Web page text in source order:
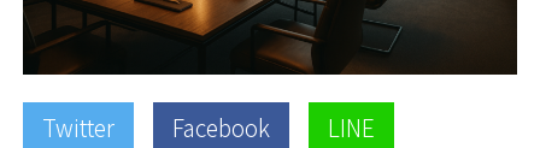
Twitter Facebook
LINE